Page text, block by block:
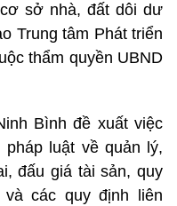
sở nhà, đất dôi dư
Trung tâm Phát triển
thẩm quyền UBND
Bình đề xuất việc
luật về quản lý,
đấu giá tài sản, quy
các quy định liên